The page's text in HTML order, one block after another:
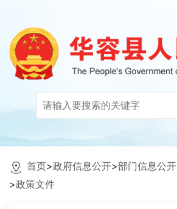
首页>政府信息公开>部门信息公
>政策文件